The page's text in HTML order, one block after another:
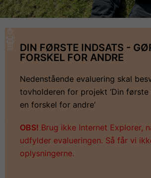
DIN FØRSTE INDSATS -
FORSKEL FOR ANDRE
Nedenstående evaluering skal
tovholderen for projekt ‘Din
en forskel for andre’
OBS! Brug ikke Internet Explorer,
udfylder evalueringen. Så får vi
oplysningerne.